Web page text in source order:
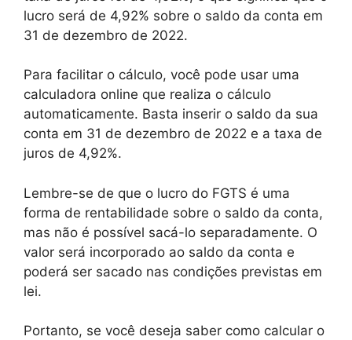
lucro será de 4,92% sobre o saldo da conta em
31 de dezembro de 2022.
Para facilitar o cálculo, você pode usar uma
calculadora online que realiza o cálculo
automaticamente. Basta inserir o saldo da sua
conta em 31 de dezembro de 2022 e a taxa de
juros de 4,92%.
Lembre-se de que o lucro do FGTS é uma
forma de rentabilidade sobre o saldo da conta,
mas não é possível sacá-lo separadamente. O
valor será incorporado ao saldo da conta e
poderá ser sacado nas condições previstas em
lei.
Portanto, se você deseja saber como calcular o